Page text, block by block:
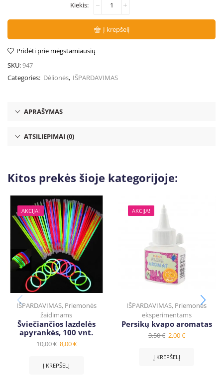
Į krepšelį
Pridėti prie mėgstamiausių
SKU:947
Categories: Dėlionės, IŠPARDAVIMAS
APRAŠYMAS
ATSILIEPIMAI (0)
Kitos prekės šioje kategorijoje:
AKCIJA!
IŠPARDAVIMAS, Priemonės
žaidimams
Šviečiančios lazdelės
apyrankės, 100 vnt.
10,00€ 8,00€
Į KREPŠELĮ
AKCIJA!
IŠPARDAVIMAS, Priemonės
eksperimentams
Persikų kvapo aromatas
3,50€ 2,00€
Į KREPŠELĮ